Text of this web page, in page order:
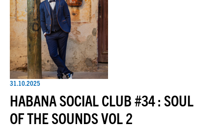
31.10.2025
HABANA SOCIAL CLUB #34 : SOUL
OF THE SOUNDS VOL 2